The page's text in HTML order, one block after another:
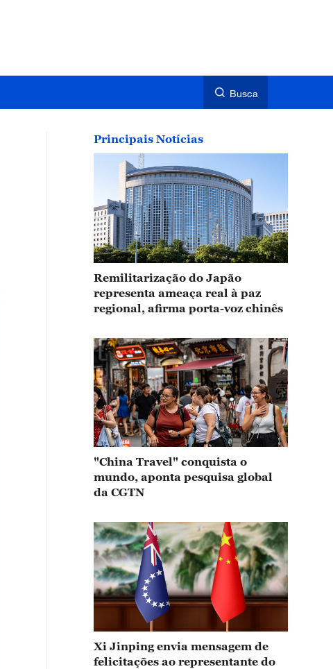
Busca
Principais Notícias
Remilitarização do Japão
representa ameaça real à paz
regional, afirma porta-voz chinês
"China Travel" conquista o
mundo, aponta pesquisa global
da CGTN
Xi Jinping envia mensagem de
felicitações ao representante do